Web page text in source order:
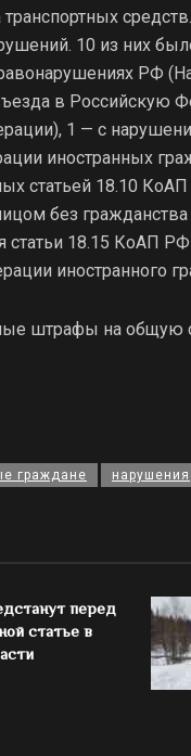
10 из них
РФ
в Российскую
1 — с
иностранных
статьей 18.10
без гражданства
статьи 18.15 КоАП
иностранного
штрафы на общую
граждане нарушения
перед
статье в